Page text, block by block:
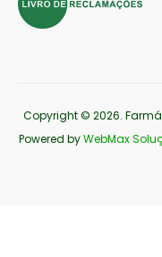
Copyright © 2026.
Powered byWebMax